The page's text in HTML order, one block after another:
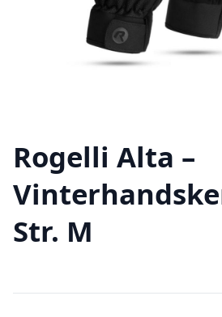
Rogelli Alta –
Str. M